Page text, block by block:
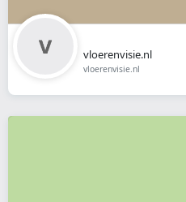
vloerenvisie.nl
vloerenvisie.nl